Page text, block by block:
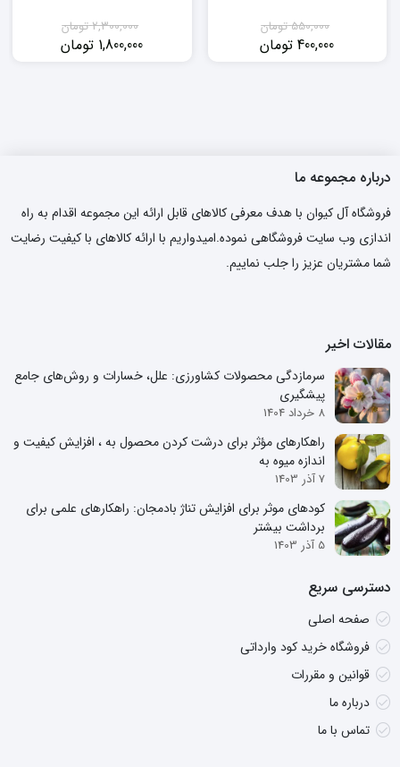
550,000تومان
قیمت
400,000 تومان
قیمت
2,300,000تومان
قیمت
1,800,000 تومان
قیمت
درباره مجموعه ما
فروشگاه آل کیوان با هدف معرفی کالاهای قابل ارائه این مجموعه اقدام به راه
اندازی وب سایت فروشگاهی نموده.امیدواریم با ارائه کالاهای با کیفیت رضایت
شما مشتریان عزیز را جلب نماییم.
مقالات اخیر
سرمازدگی محصولات کشاورزی: علل، خسارات و روش‌های جامع
پیشگیری
8 خرداد 1404
راهکارهای مؤثر برای درشت کردن محصول به ، افزایش کیفیت و
اندازه میوه به
7 آذر 1403
کودهای موثر برای افزایش تناژ بادمجان: راهکارهای علمی برای
برداشت بیشتر
5 آذر 1403
دسترسی سریع
صفحه اصلی
فروشگاه خرید کود وارداتی
قوانین و مقررات
درباره ما
تماس با ما